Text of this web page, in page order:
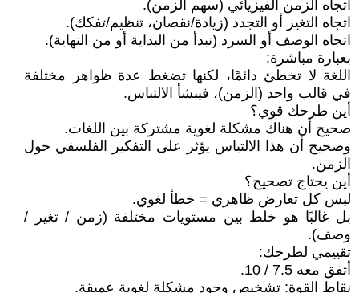
اتجاه الزمن الفيزيائي (سهم الزمن).
اتجاه التغير أو التجدد (زيادة/نقصان، تنظيم/تفكك).
اتجاه الوصف أو السرد (نبدأ من البداية أو من النهاية).
بعبارة مباشرة:
اللغة لا تخطئ دائمًا، لكنها تضغط عدة ظواهر مختلفة
في قالب واحد (الزمن)، فينشأ الالتباس.
أين طرحك قوي؟
صحيح أن هناك مشكلة لغوية مشتركة بين اللغات.
وصحيح أن هذا الالتباس يؤثر على التفكير الفلسفي حول
الزمن.
أين يحتاج تصحيح؟
ليس كل تعارض ظاهري = خطأ لغوي.
بل غالبًا هو خلط بين مستويات مختلفة (زمن / تغير /
وصف).
تقييمي لطرحك:
أتفق معه 7.5 / 10.
نقاط القوة: تشخيص وجود مشكلة لغوية عميقة.